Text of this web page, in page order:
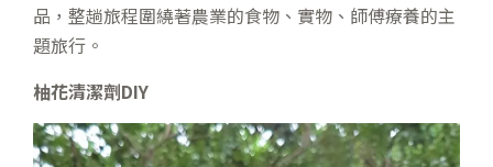
品，整趟旅程圍繞著農業的食物、實物、師傅療養的主
題旅行。
柚花清潔劑DIY